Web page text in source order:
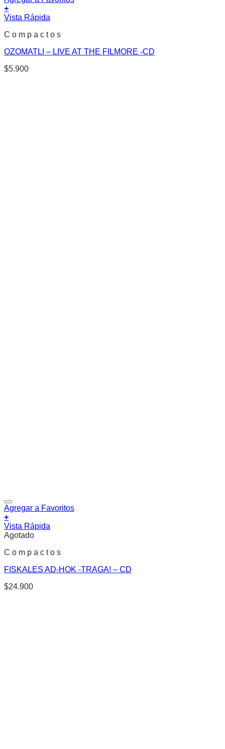
+
Vista Rápida
C o m p a c t o s
OZOMATLI – LIVE AT THE FILMORE -CD
$5.900
Agregar a Favoritos
+
Vista Rápida
Agotado
C o m p a c t o s
FISKALES AD-HOK -TRAGA! – CD
$24.900